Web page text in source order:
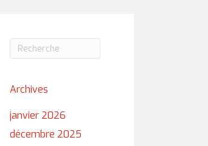
Archives
janvier 2026
décembre 2025